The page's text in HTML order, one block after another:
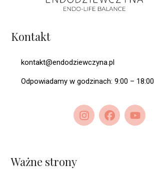
Kontakt
kontakt@endodziewczyna.pl
Odpowiadamy w godzinach: 9:00 – 18:00
Ważne strony